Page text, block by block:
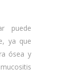
puede
ya que
ósea y